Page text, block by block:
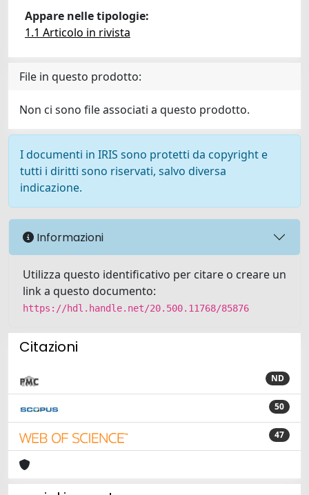
Appare nelle tipologie:
1.1 Articolo in rivista
File in questo prodotto:
Non ci sono file associati a questo prodotto.
I documenti in IRIS sono protetti da copyright e
tutti i diritti sono riservati, salvo diversa
indicazione.
Informazioni
Utilizza questo identificativo per citare o creare un
link a questo documento:
https://hdl.handle.net/20.500.11768/85876
Citazioni
ND
50
47